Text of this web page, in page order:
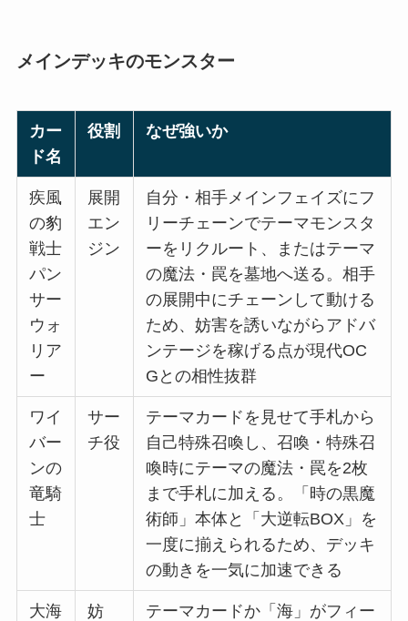
メインデッキのモンスター
カー
ド名
役割 なぜ強いか
疾風
の豹
戦士
パン
サー
ウォ
リア
ー
展開
エン
ジン
自分・相手メインフェイズにフ
リーチェーンでテーマモンスタ
ーをリクルート、またはテーマ
の魔法・罠を墓地へ送る。相手
の展開中にチェーンして動ける
ため、妨害を誘いながらアドバ
ンテージを稼げる点が現代OC
Gとの相性抜群
ワイ
バー
ンの
竜騎
士
サー
チ役
テーマカードを見せて手札から
自己特殊召喚し、召喚・特殊召
喚時にテーマの魔法・罠を2枚
まで手札に加える。「時の黒魔
術師」本体と「大逆転BOX」を
一度に揃えられるため、デッキ
の動きを一気に加速できる
大海
妨
テーマカードか「海」がフィー